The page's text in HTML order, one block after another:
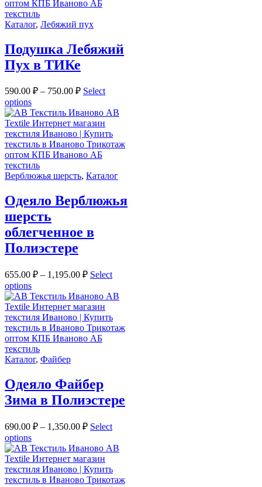
Каталог, Лебяжий пух
Подушка Лебяжий
Пух в ТИКе
590.00 ₽ – 750.00 ₽ Select
options
Верблюжья шерсть, Каталог
Одеяло Верблюжья
шерсть
облегченное в
Полиэстере
655.00 ₽ – 1,195.00 ₽ Select
options
Каталог, Файбер
Одеяло Файбер
Зима в Полиэстере
690.00 ₽ – 1,350.00 ₽ Select
options